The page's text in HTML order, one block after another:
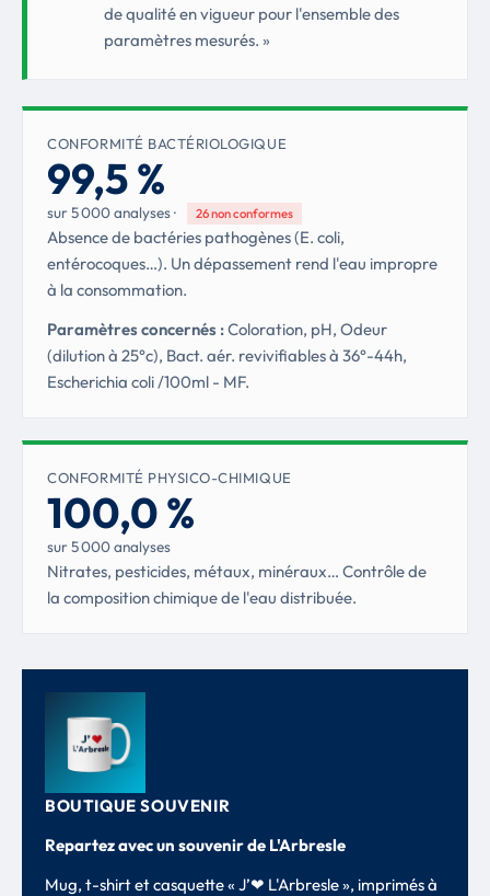
de qualité en vigueur pour l'ensemble des
paramètres mesurés. »
CONFORMITÉ BACTÉRIOLOGIQUE
99,5 %
sur 5 000 analyses · 26 non conformes
Absence de bactéries pathogènes (E. coli,
entérocoques…). Un dépassement rend l'eau impropre
à la consommation.
Paramètres concernés :Coloration, pH, Odeur
(dilution à 25°c), Bact. aér. revivifiables à 36°-44h,
Escherichia coli /100ml - MF.
CONFORMITÉ PHYSICO-CHIMIQUE
100,0 %
sur 5 000 analyses
Nitrates, pesticides, métaux, minéraux… Contrôle de
la composition chimique de l'eau distribuée.
BOUTIQUE SOUVENIR
Repartez avec un souvenir de L'Arbresle
Mug, t-shirt et casquette « J’❤ L'Arbresle », imprimés à